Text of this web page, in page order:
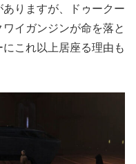
りますが、ドゥークー
イガンジンが命を落と
これ以上居座る理由も